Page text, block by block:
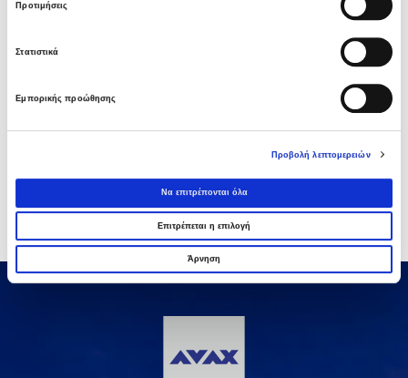
Προτιμήσεις
Στατιστικά
Εμπορικής προώθησης
Προβολή λεπτομερειών
Να επιτρέπονται όλα
Επιτρέπεται η επιλογή
Άρνηση
Όμιλος AVAX: Νέα σύμβαση με το ΑΝΑΤΟΛΙΑ
για κτίριο 4.500 τμ που συμβάλλει στην
03 ΑΥΓΟΎΣΤΟΥ 2026
φωτοβολταϊκό σταθμό 275,5MW στη
Ρουμανία